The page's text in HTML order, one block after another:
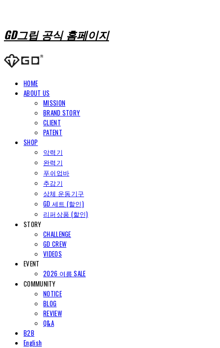
GD그립 공식 홈페이지
HOME
ABOUT US
MISSION
BRAND STORY
CLIENT
PATENT
SHOP
악력기
완력기
푸쉬업바
추감기
상체 운동기구
GD 세트 (할인)
리퍼상품 (할인)
STORY
CHALLENGE
GD CREW
VIDEOS
EVENT
2026 여름 SALE
COMMUNITY
NOTICE
BLOG
REVIEW
Q&A
B2B
English